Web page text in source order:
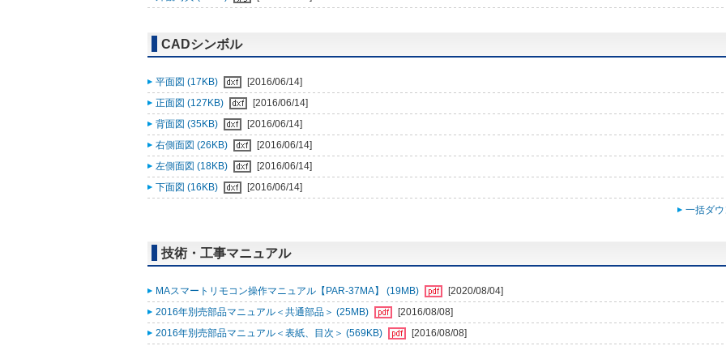
CADシンボル
平面図 (17KB)
[2016/06/14]
正面図 (127KB)
[2016/06/14]
背面図 (35KB)
[2016/06/14]
右側面図 (26KB)
[2016/06/14]
左側面図 (18KB)
[2016/06/14]
下面図 (16KB)
[2016/06/14]
一括ダ
技術・工事マニュアル
MAスマートリモコン操作マニュアル【PAR-37MA】 (19MB)
[2020/08/04]
2016年別売部品マニュアル＜共通部品＞ (25MB)
[2016/08/08]
2016年別売部品マニュアル＜表紙、目次＞ (569KB)
[2016/08/08]